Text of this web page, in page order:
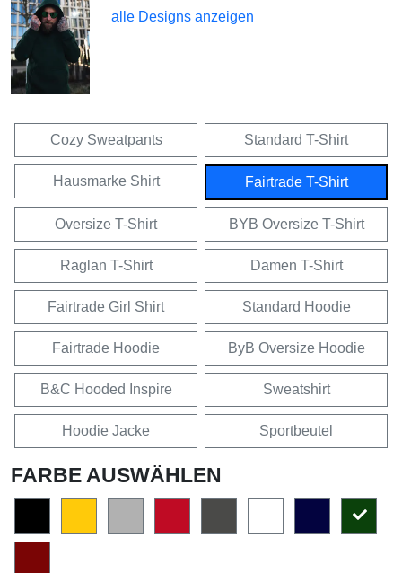
alle Designs anzeigen
Cozy Sweatpants Standard T-Shirt
Hausmarke Shirt Fairtrade T-Shirt
Oversize T-Shirt BYB Oversize T-Shirt
Raglan T-Shirt Damen T-Shirt
Fairtrade Girl Shirt Standard Hoodie
Fairtrade Hoodie ByB Oversize Hoodie
B&C Hooded Inspire Sweatshirt
Hoodie Jacke Sportbeutel
FARBE AUSWÄHLEN